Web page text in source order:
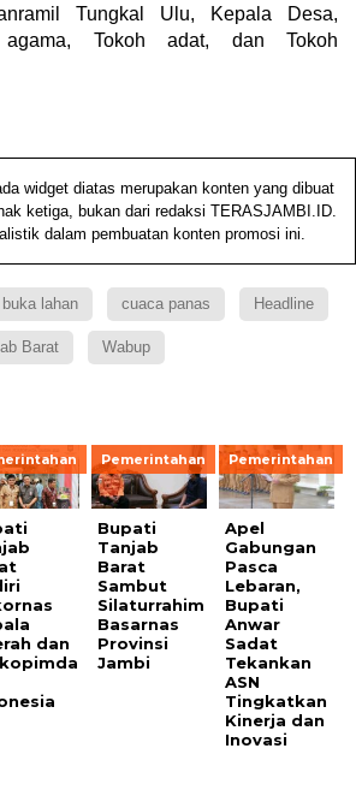
Tungkal Ulu, Kepala Desa,
agama, Tokoh adat, dan Tokoh
widget diatas merupakan konten yang dibuat
ketiga, bukan dari redaksi TERASJAMBI.ID.
dalam pembuatan konten promosi ini.
buka lahan cuaca panas Headline
Barat Wabup
dan
Pemerintahan
Bupati
Tanjab
Barat
Sambut
Silaturrahim
Basarnas
Provinsi
Jambi
Pemerintahan
Apel
Gabungan
Pasca
Lebaran,
Bupati
Anwar
Sadat
Tekankan
ASN
Tingkatkan
Kinerja dan
Inovasi